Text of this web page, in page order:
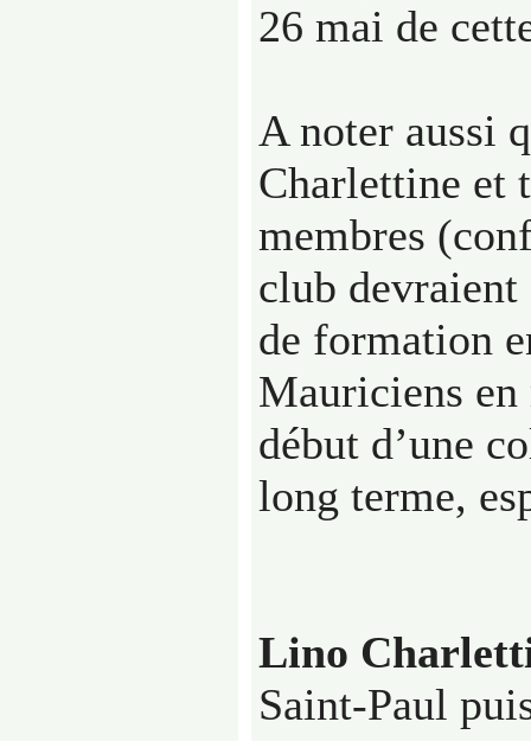
26 mai de
A noter aussi
Charlettine et
membres
club devraient
de formation
Mauriciens
début d’une
long terme,
Lino
Saint-Paul